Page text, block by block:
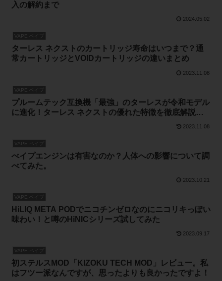
入の解約まで
2024.05.02
VAPE ベイプ
ターレス ネクストのカートリッジ寿命はいつまで？通
常カートリッジとVOIDカートリッジの違いまとめ
2023.11.08
VAPE ベイプ
プルームテック互換機「最強」のターレスが令和モデル
に進化！ターレス ネクストの優れた特徴を徹底解説し
2023.11.08
VAPE ベイプ
べイプエンジンは有害なのか？人体への影響について調
べてみた。
2023.10.21
VAPE ベイプ
HiLIQ META PODでニコチンゼロなのにニコリキっぽい
味わい！と噂のHiNICシリーズ試してみた
2023.09.17
VAPE ベイプ
初ステルスMOD「KIZOKU TECH MOD」レビュー。私
はフツー派なんですが、思ったよりも良かったですよ！